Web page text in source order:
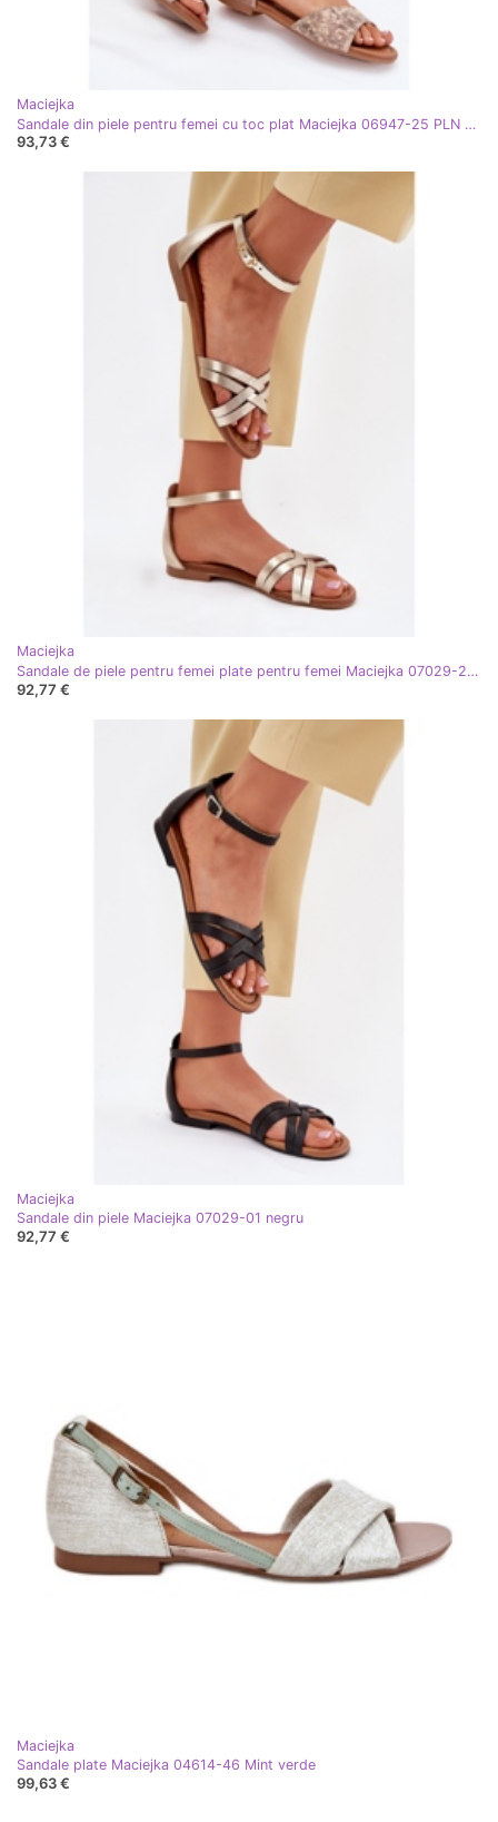
Maciejka
Sandale din piele pentru femei cu toc plat Maciejka 06947-25 PLN de aur
93,73 €
Maciejka
Sandale de piele pentru femei plate pentru femei Maciejka 07029-25 PLN de aur
92,77 €
Maciejka
Sandale din piele Maciejka 07029-01 negru
92,77 €
Maciejka
Sandale plate Maciejka 04614-46 Mint verde
99,63 €